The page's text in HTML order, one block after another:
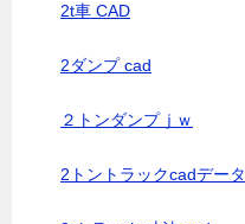
2t車 CAD
2ダンプ cad
２トンダンプｊｗ
2トントラックcadデータ